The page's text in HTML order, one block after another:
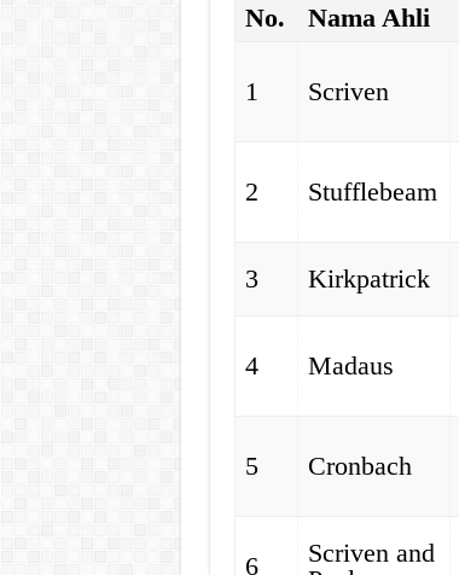
No. Nama Ahli
1 Scriven
2 Stufflebeam
3
Kirkpatrick
4 Madaus
5 Cronbach
6
Scriven and